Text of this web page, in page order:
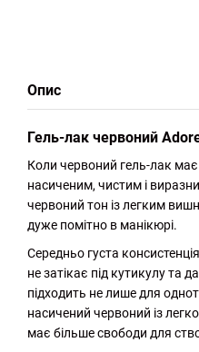
Опис
Гель-лак червоний
Коли червоний гель-лак
насиченим, чистим і
червоний тон із легким
дуже помітно в манікюрі.
Середньо густа
не затікає під кутикулу та
підходить не лише для
насичений червоний із
має більше свободи для